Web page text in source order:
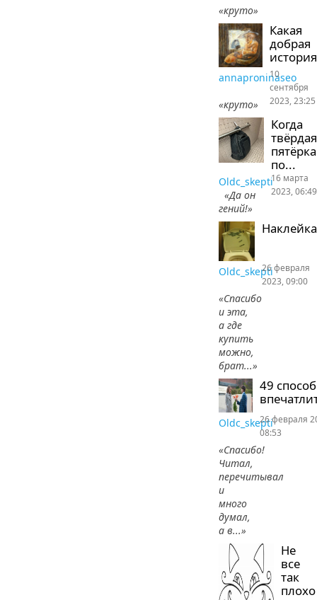
«круто»
Какая
добрая
история
annaproninaseo
«круто»
10
сентября
2023, 23:25
Когда
твёрдая
пятёрка
по...
Oldc_skepti
«Да он
гений!»
16 марта
2023, 06:49
Наклейка
Oldc_skepti
«Спасибо
и эта,
а где
купить
можно,
брат...»
26 февраля
2023, 09:00
49
Oldc_skepti
«Спасибо!
Читал,
перечитывал
и
много
думал,
а в...»
26 февраля
08:53
Не
все
так
плохо